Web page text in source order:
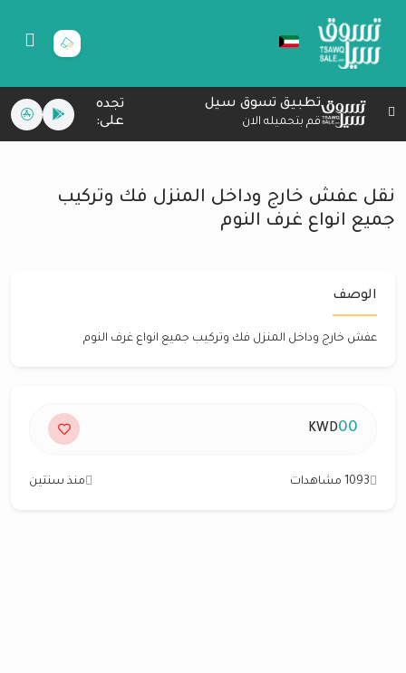
تطبيق تسوق سيل
قم بتحميله الان
تجده
على:
نقل عفش خارج وداخل المنزل فك وتركيب
جميع انواع غرف النوم
الوصف
عفش خارج وداخل المنزل فك وتركيب جميع انواع غرف النوم
00
KWD
1093 مشاهدات منذ سنتين